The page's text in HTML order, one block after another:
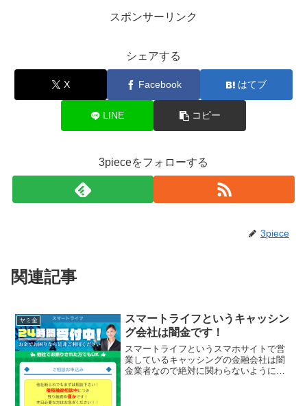
スポンサーリンク
シェアする
X Facebook はてブ
LINE コピー
3pieceをフォローする
3piece
関連記事
ヤミ金
スマートライフというキャッシン
グ会社は闇金です！
スマートライフというスマホサイトで営
業しているキャッシングの金融会社は闇
金業者なので絶対に関わらないようにし